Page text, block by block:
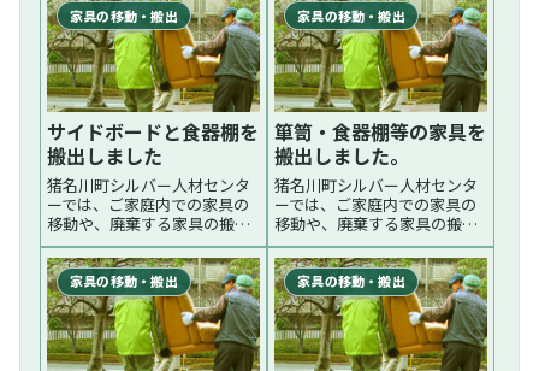
家具の移動・搬出
サイドボードと食器棚を
搬出しました
猪名川町シルバー人材センタ
ーでは、ご家庭内での家具の
移動や、廃棄する家具の搬出
をしております。大きくてご
家庭ではできない等お困りの
さいは当センターにご相談く
ださい。先日は、サイドボー
ドと食器棚を外に搬出しまし
た。費用の目安家具3点程度で
4,...続く
家具の移動・搬出
箪笥・食器棚等の家具を
搬出しました。
猪名川町シルバー人材センタ
ーでは、ご家庭内での家具の
移動や、廃棄する家具の搬出
をしております。大きくてご
家庭ではできない等お困りの
さいは当センターにご相談く
ださい。先日は、箪笥、食器
棚（一部階段を使用）等6点の
家具を搬出しました。費用の
目安...続く
家具の移動・搬出 家具の移動・搬出